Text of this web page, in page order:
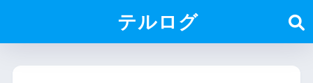
テルログ